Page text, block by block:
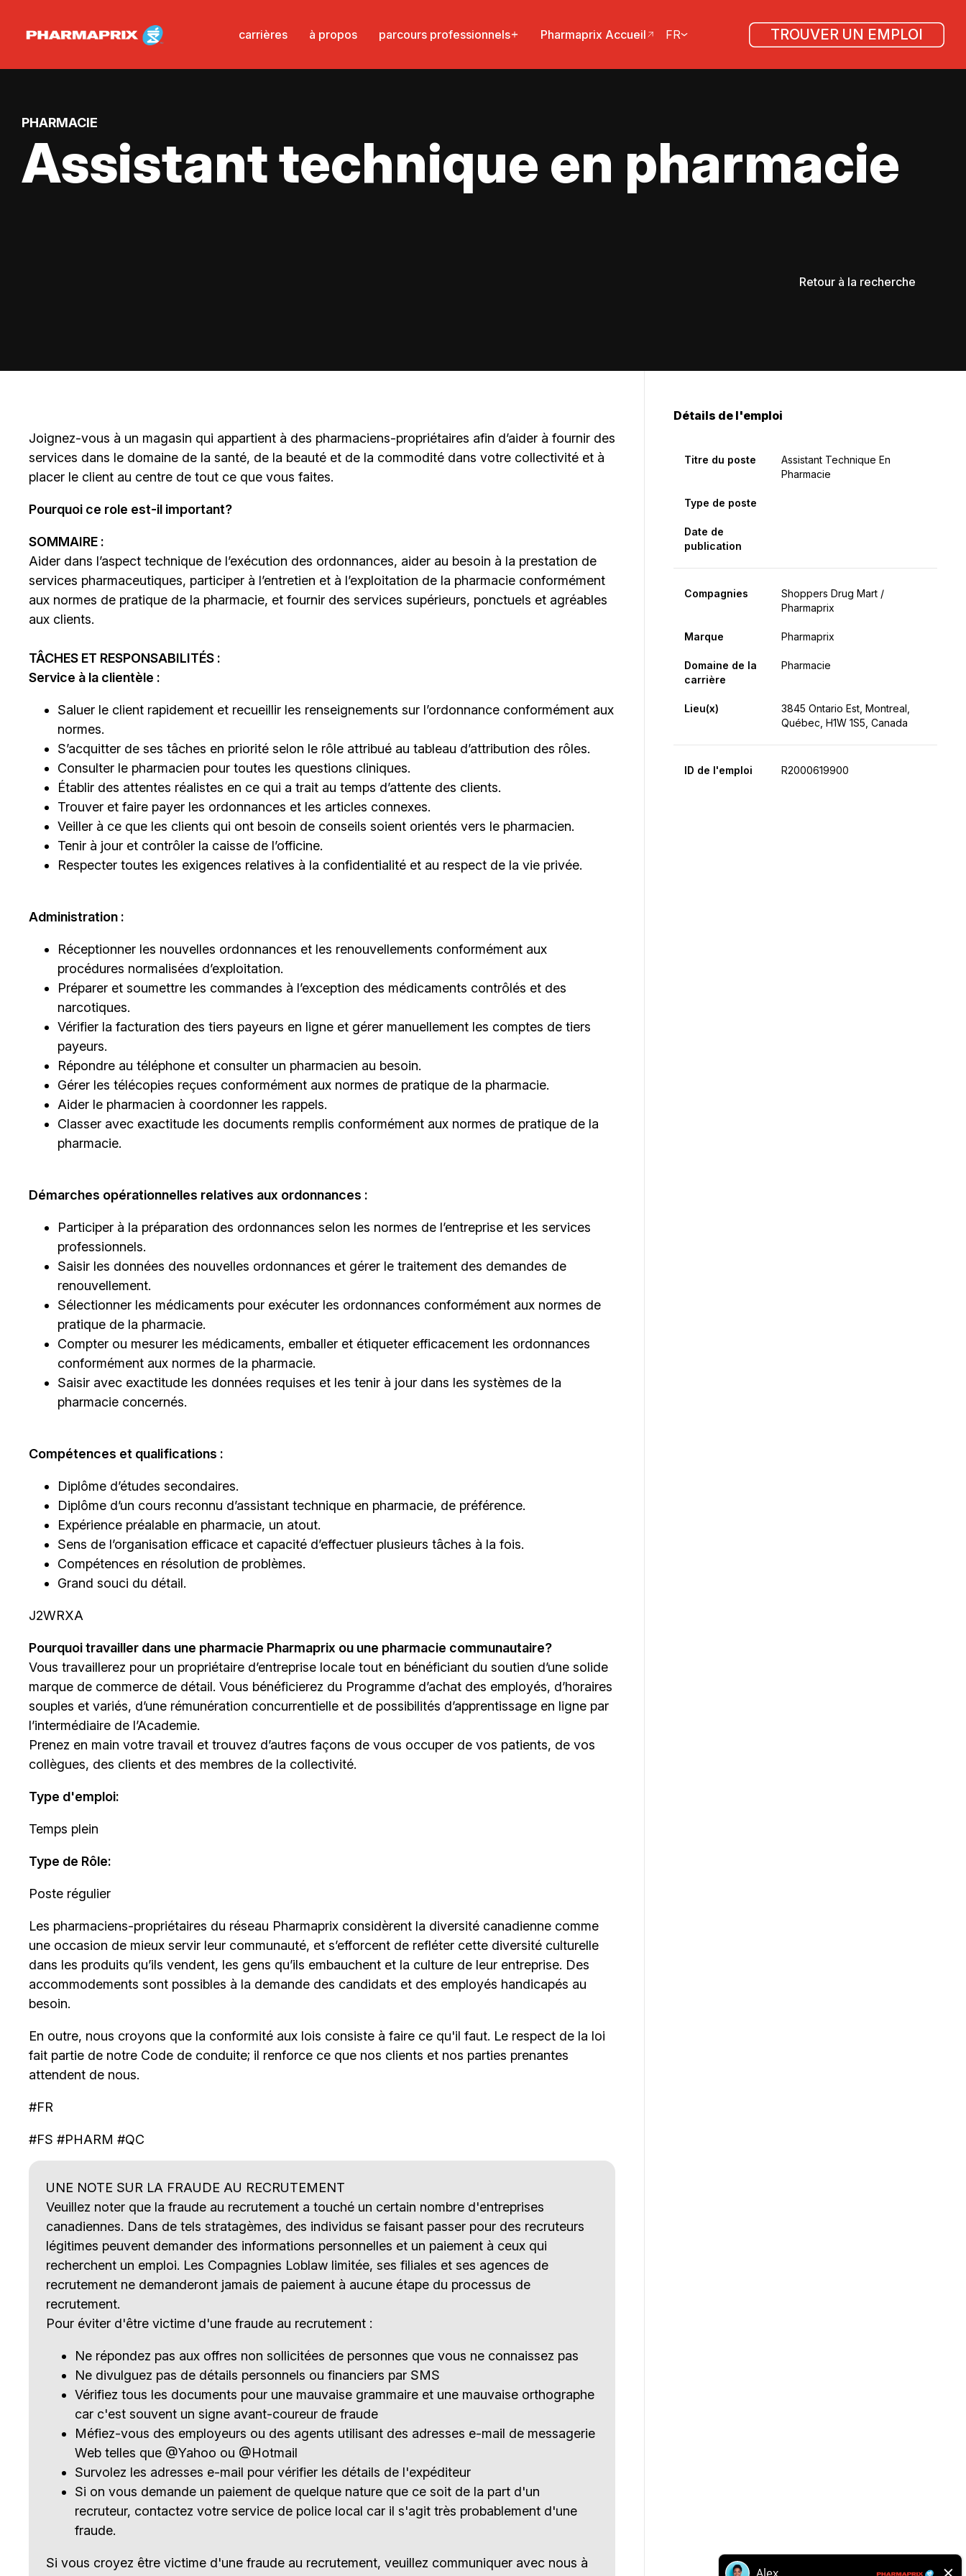
carrières à propos parcours professionnels Pharmaprix Accueil FR TROUVER UN EMPLOI
PHARMACIE
Assistant technique en pharmacie
Retour à la recherche
Joignez-vous à un magasin qui appartient à des pharmaciens-propriétaires afin d’aider à fournir des
services dans le domaine de la santé, de la beauté et de la commodité dans votre collectivité et à
placer le client au centre de tout ce que vous faites.
Pourquoi ce role est-il important?
SOMMAIRE :
Aider dans l’aspect technique de l’exécution des ordonnances, aider au besoin à la prestation de
services pharmaceutiques, participer à l’entretien et à l’exploitation de la pharmacie conformément
aux normes de pratique de la pharmacie, et fournir des services supérieurs, ponctuels et agréables
aux clients.
TÂCHES ET RESPONSABILITÉS :
Service à la clientèle :
Saluer le client rapidement et recueillir les renseignements sur l’ordonnance conformément aux
normes.
S’acquitter de ses tâches en priorité selon le rôle attribué au tableau d’attribution des rôles.
Consulter le pharmacien pour toutes les questions cliniques.
Établir des attentes réalistes en ce qui a trait au temps d’attente des clients.
Trouver et faire payer les ordonnances et les articles connexes.
Veiller à ce que les clients qui ont besoin de conseils soient orientés vers le pharmacien.
Tenir à jour et contrôler la caisse de l’officine.
Respecter toutes les exigences relatives à la confidentialité et au respect de la vie privée.
Administration :
Réceptionner les nouvelles ordonnances et les renouvellements conformément aux
procédures normalisées d’exploitation.
Préparer et soumettre les commandes à l’exception des médicaments contrôlés et des
narcotiques.
Vérifier la facturation des tiers payeurs en ligne et gérer manuellement les comptes de tiers
payeurs.
Répondre au téléphone et consulter un pharmacien au besoin.
Gérer les télécopies reçues conformément aux normes de pratique de la pharmacie.
Aider le pharmacien à coordonner les rappels.
Classer avec exactitude les documents remplis conformément aux normes de pratique de la
pharmacie.
Démarches opérationnelles relatives aux ordonnances :
Participer à la préparation des ordonnances selon les normes de l’entreprise et les services
professionnels.
Saisir les données des nouvelles ordonnances et gérer le traitement des demandes de
renouvellement.
Sélectionner les médicaments pour exécuter les ordonnances conformément aux normes de
pratique de la pharmacie.
Compter ou mesurer les médicaments, emballer et étiqueter efficacement les ordonnances
conformément aux normes de la pharmacie.
Saisir avec exactitude les données requises et les tenir à jour dans les systèmes de la
pharmacie concernés.
Compétences et qualifications :
Diplôme d’études secondaires.
Diplôme d’un cours reconnu d’assistant technique en pharmacie, de préférence.
Expérience préalable en pharmacie, un atout.
Sens de l’organisation efficace et capacité d’effectuer plusieurs tâches à la fois.
Compétences en résolution de problèmes.
Grand souci du détail.
J2WRXA
Pourquoi travailler dans une pharmacie Pharmaprix ou une pharmacie communautaire?
Vous travaillerez pour un propriétaire d’entreprise locale tout en bénéficiant du soutien d’une solide
marque de commerce de détail. Vous bénéficierez du Programme d’achat des employés, d’horaires
souples et variés, d’une rémunération concurrentielle et de possibilités d’apprentissage en ligne par
l’intermédiaire de l’Academie.
Prenez en main votre travail et trouvez d’autres façons de vous occuper de vos patients, de vos
collègues, des clients et des membres de la collectivité.
Type d'emploi:
Temps plein
Type de Rôle:
Poste régulier
Les pharmaciens-propriétaires du réseau Pharmaprix considèrent la diversité canadienne comme
une occasion de mieux servir leur communauté, et s’efforcent de refléter cette diversité culturelle
dans les produits qu’ils vendent, les gens qu’ils embauchent et la culture de leur entreprise. Des
accommodements sont possibles à la demande des candidats et des employés handicapés au
besoin.
En outre, nous croyons que la conformité aux lois consiste à faire ce qu'il faut. Le respect de la loi
fait partie de notre Code de conduite; il renforce ce que nos clients et nos parties prenantes
attendent de nous.
#FR
#FS #PHARM #QC
UNE NOTE SUR LA FRAUDE AU RECRUTEMENT
Veuillez noter que la fraude au recrutement a touché un certain nombre d'entreprises
canadiennes. Dans de tels stratagèmes, des individus se faisant passer pour des recruteurs
légitimes peuvent demander des informations personnelles et un paiement à ceux qui
recherchent un emploi. Les Compagnies Loblaw limitée, ses filiales et ses agences de
recrutement ne demanderont jamais de paiement à aucune étape du processus de
recrutement.
Pour éviter d'être victime d'une fraude au recrutement :
Ne répondez pas aux offres non sollicitées de personnes que vous ne connaissez pas
Ne divulguez pas de détails personnels ou financiers par SMS
Vérifiez tous les documents pour une mauvaise grammaire et une mauvaise orthographe
car c'est souvent un signe avant-coureur de fraude
Méfiez-vous des employeurs ou des agents utilisant des adresses e-mail de messagerie
Web telles que @Yahoo ou @Hotmail
Survolez les adresses e-mail pour vérifier les détails de l'expéditeur
Si on vous demande un paiement de quelque nature que ce soit de la part d'un
recruteur, contactez votre service de police local car il s'agit très probablement d'une
fraude.
Si vous croyez être victime d'une fraude au recrutement, veuillez communiquer avec nous à
Détails de l'emploi
Titre du poste
Assistant Technique En
Pharmacie
Type de poste
Date de
publication
Compagnies
Shoppers Drug Mart /
Pharmaprix
Marque Pharmaprix
Domaine de la
carrière
Pharmacie
Lieu(x)
3845 Ontario Est, Montreal,
Québec, H1W 1S5, Canada
ID de l'emploi R2000619900